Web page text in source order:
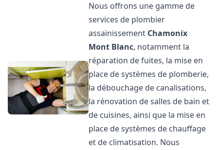
Nous offrons une gamme de
services de plombier
assainissement Chamonix
Mont Blanc, notamment la
réparation de fuites, la mise en
place de systèmes de plomberie,
la débouchage de canalisations,
la rénovation de salles de bain et
de cuisines, ainsi que la mise en
place de systèmes de chauffage
et de climatisation. Nous